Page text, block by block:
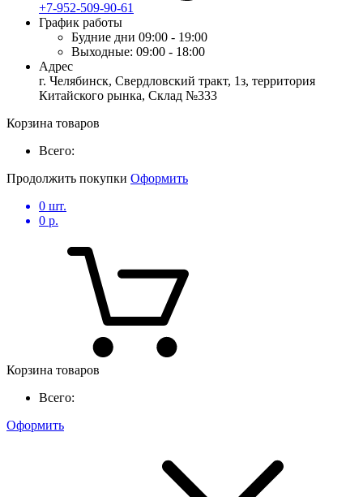
+7-952-509-90-61
График работы
Будние дни 09:00 - 19:00
Выходные: 09:00 - 18:00
Адрес
г. Челябинск, Свердловский тракт, 1з, территория
Китайского рынка, Склад №333
Корзина товаров
Всего:
Продолжить покупки Оформить
0 шт.
0 р.
Корзина товаров
Всего:
Оформить